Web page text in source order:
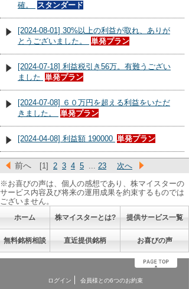
確。
スタンダード
[2024-08-01] 30%以上の利益が取れ、ありが
とうございました。
単発プラン
[2024-07-18] 利益税引き56万。有難うござい
ました 単発プラン
[2024-07-08] ６０万円を超える利益をいただ
きました。
単発プラン
[2024-04-08] 利益額 190000 単発プラン
前へ [1] 2 3 4 5 ... 23
次へ
※お喜びの声は、個人の感想であり、株マイスターの
サービス内容及び将来の運用成果を約束するものでは
ございません。
ホーム 株マイスターとは? 提供サービス一覧
無料銘柄相談 直近提供銘柄 お喜びの声
ログイン
会員様との6つのお約束